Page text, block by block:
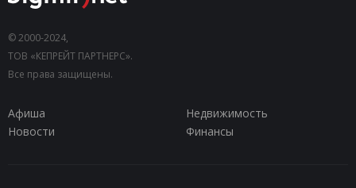
© 2000-2024,
ТОВ «КЕПРЕЙТ ПАРТНЕРС».
Все права защищены.
Афиша
Недвижимость
Новости
Финансы